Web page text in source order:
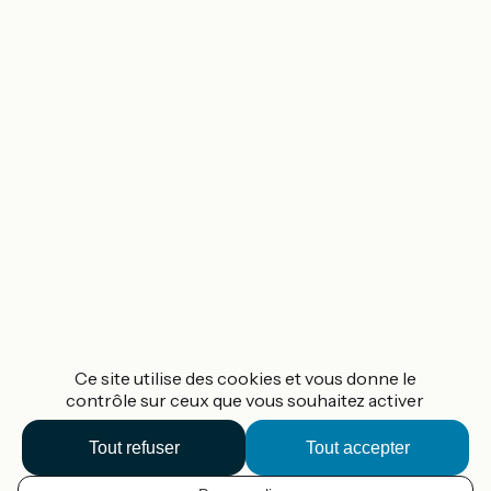
Ce site utilise des cookies et vous donne le
contrôle sur ceux que vous souhaitez activer
Tout accepter
Tout refuser